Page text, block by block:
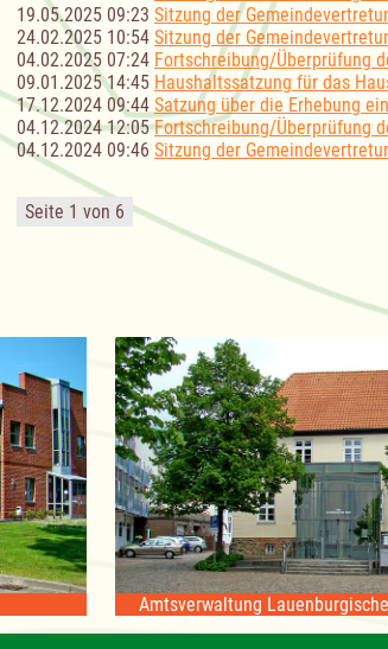
19.05.2025 09:23 Sitzung der
24.02.2025 10:54 Sitzung der
04.02.2025 07:24 Fortschreibung/Überprüfung
09.01.2025 14:45 Haushaltssatzung für das
17.12.2024 09:44 Satzung über die Erhebung
04.12.2024 12:05 Fortschreibung/Überprüfung
04.12.2024 09:46 Sitzung der
Seite 1 von 6
Amtsverwaltung